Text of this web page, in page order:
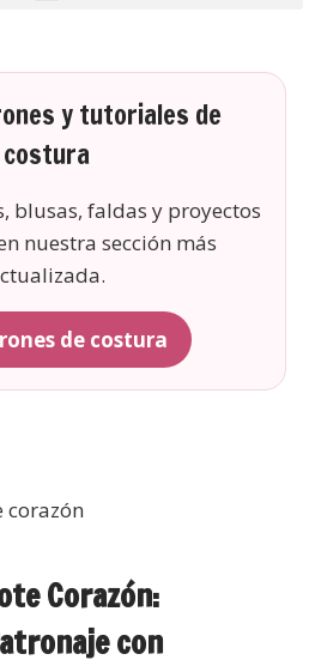
y tutoriales de
costura
blusas, faldas y proyectos
nuestra sección más
de costura
Corazón:
con